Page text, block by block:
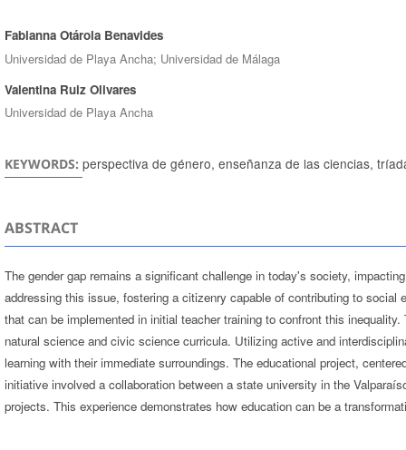
Authors
Fabianna Otárola Benavides
Universidad de Playa Ancha; Universidad de Málaga
Valentina Ruiz Olivares
Universidad de Playa Ancha
KEYWORDS: perspectiva de género, enseñanza de las ciencias,
ABSTRACT
The gender gap remains a significant challenge in today's society,
addressing this issue, fostering a citizenry capable of contributing to
that can be implemented in initial teacher training to confront this
natural science and civic science curricula. Utilizing active and
learning with their immediate surroundings. The educational project,
initiative involved a collaboration between a state university in the
projects. This experience demonstrates how education can be a